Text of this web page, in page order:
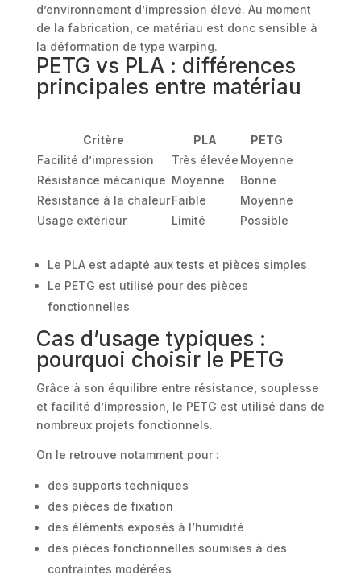
d’environnement d’impression élevé. Au moment
de la fabrication, ce matériau est donc sensible à
la déformation de type warping.
PETG vs PLA : différences
principales entre matériau
Critère PLA
PETG
Facilité d’impression
Très élevée Moyenne
Résistance mécanique Moyenne
Bonne
Résistance à la chaleurFaible
Moyenne
Usage extérieur
Limité Possible
Le PLA est adapté aux tests et pièces simples
Le PETG est utilisé pour des pièces
fonctionnelles
Cas d’usage typiques :
pourquoi choisir le PETG
Grâce à son équilibre entre résistance, souplesse
et facilité d’impression, le PETG est utilisé dans de
nombreux projets fonctionnels.
On le retrouve notamment pour :
des supports techniques
des pièces de fixation
des éléments exposés à l’humidité
des pièces fonctionnelles soumises à des
contraintes modérées